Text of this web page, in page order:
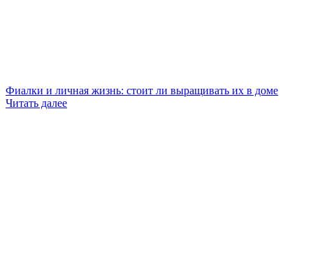
Фиалки и личная жизнь: стоит ли выращивать их в доме
Читать далее